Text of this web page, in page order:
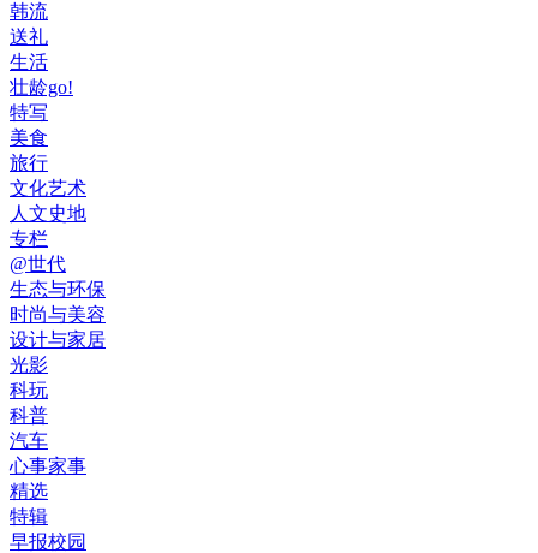
韩流
送礼
生活
壮龄go!
特写
美食
旅行
文化艺术
人文史地
专栏
@世代
生态与环保
时尚与美容
设计与家居
光影
科玩
科普
汽车
心事家事
精选
特辑
早报校园